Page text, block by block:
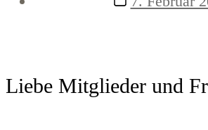
Liebe Mitglieder und